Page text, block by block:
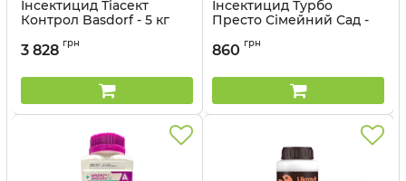
Інсектицид Тіасект
Контрол Basdorf - 5 кг
3 828 грн
Інсектицид Турбо
Престо Сімейний Сад -
860 грн